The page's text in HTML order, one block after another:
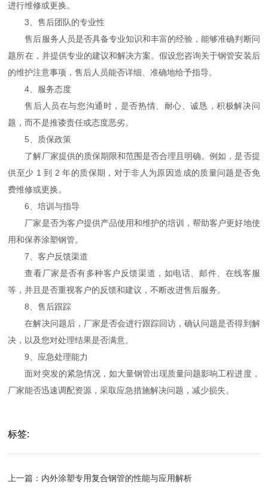
进行维修或更换。
3、售后团队的专业性
售后服务人员是否具备专业知识和丰富的经验，能够准确判断问
题所在，并提供专业的建议和解决方案。假设您咨询关于钢管安装后
的维护注意事项，售后人员能否详细、准确地给予指导。
4、服务态度
售后人员在与您沟通时，是否热情、耐心、诚恳，积极解决问
题，而不是推诿责任或态度恶劣。
5、质保政策
了解厂家提供的质保期限和范围是否合理且明确。例如，是否提
供至少 1 到 2 年的质保期，对于非人为原因造成的质量问题是否免
费维修或更换。
6、培训与指导
厂家是否为客户提供产品使用和维护的培训，帮助客户更好地使
用和保养涂塑钢管。
7、客户反馈渠道
查看厂家是否有多种客户反馈渠道，如电话、邮件、在线客服
等，并且是否重视客户的反馈和建议，不断改进售后服务。
8、售后跟踪
在解决问题后，厂家是否会进行跟踪回访，确认问题是否得到解
决，以及您对处理结果是否满意。
9、应急处理能力
面对突发的紧急情况，如大量钢管出现质量问题影响工程进度，
厂家能否迅速调配资源，采取应急措施解决问题，减少损失。
标签:
上一篇： 内外涂塑专用复合钢管的性能与应用解析